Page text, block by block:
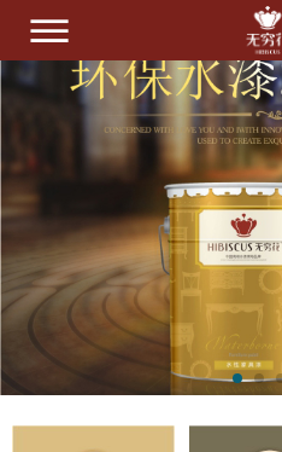
关于我们
产品中心